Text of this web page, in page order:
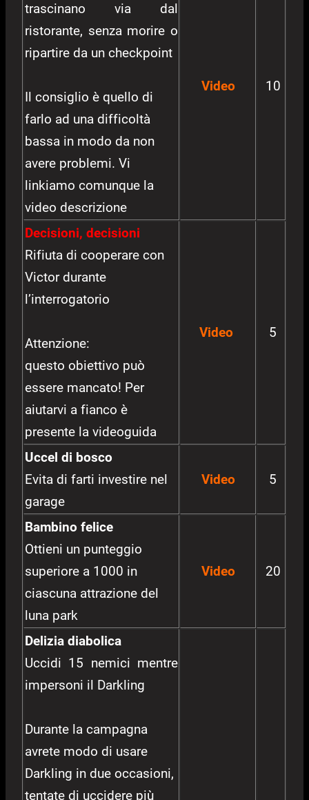
trascinano via dal
ristorante, senza morire o
ripartire da un checkpoint
Il consiglio è quello di
farlo ad una difficoltà
bassa in modo da non
avere problemi. Vi
linkiamo comunque la
video descrizione
Video 10
Decisioni, decisioni
Rifiuta di cooperare con
Victor durante
l’interrogatorio
Attenzione:
questo obiettivo può
essere mancato! Per
aiutarvi a fianco è
presente la videoguida
Video 5
Uccel di bosco
Evita di farti investire nel
garage
Video 5
Bambino felice
Ottieni un punteggio
superiore a 1000 in
ciascuna attrazione del
luna park
Video 20
Delizia diabolica
Uccidi 15 nemici mentre
impersoni il Darkling
Durante la campagna
avrete modo di usare
Darkling in due occasioni,
tentate di uccidere più